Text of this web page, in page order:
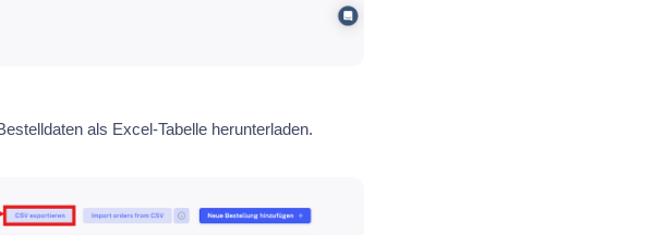
als Excel-Tabelle herunterladen.